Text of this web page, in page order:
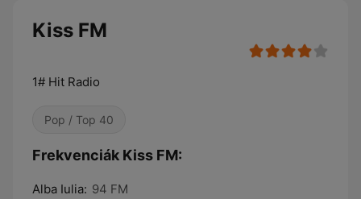
Kiss FM
1# Hit Radio
Pop / Top 40
Frekvenciák Kiss FM:
Alba Iulia: 94 FM